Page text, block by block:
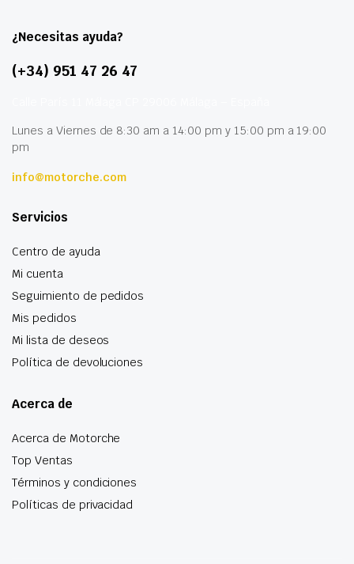
¿Necesitas ayuda?
(+34) 951 47 26 47
Lunes a Viernes de 8:30 am a 14:00 pm y 15:00 pm a 19:00
pm
info@motorche.com
Servicios
Centro de ayuda
Mi cuenta
Seguimiento de pedidos
Mis pedidos
Mi lista de deseos
Política de devoluciones
Acerca de
Acerca de Motorche
Top Ventas
Términos y condiciones
Políticas de privacidad